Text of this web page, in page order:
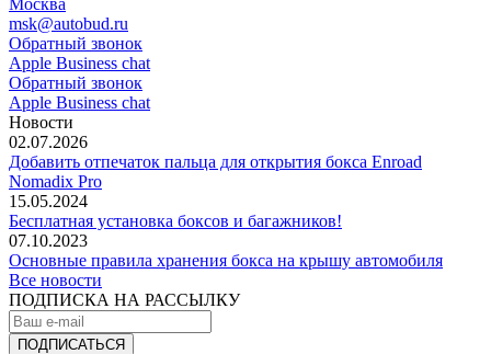
msk@autobud.ru
Обратный звонок
Apple Business chat
Обратный звонок
Apple Business chat
Новости
02.07.2026
Добавить отпечаток пальца для открытия бокса Enroad
Nomadix Pro
15.05.2024
Бесплатная установка боксов и багажников!
07.10.2023
Основные правила хранения бокса на крышу автомобиля
Все новости
ПОДПИСКА НА РАССЫЛКУ